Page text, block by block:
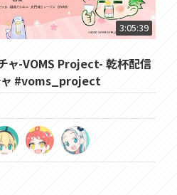
c/GYARI
3:05:39
チャ-VOMS Project- 乾杯配信
ャ #voms_project